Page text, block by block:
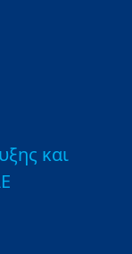
και